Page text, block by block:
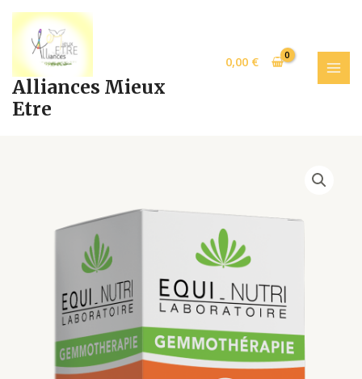
Aller
contenu
Alliances Mieux
Etre
0,00 €